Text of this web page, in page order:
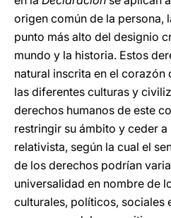
origen común de la persona,
punto más alto del designio
mundo y la historia. Estos
natural inscrita en el corazón
las diferentes culturas y
derechos humanos de este
restringir su ámbito y ceder
relativista, según la cual el
de los derechos podrían
universalidad en nombre de
culturales, políticos, sociales